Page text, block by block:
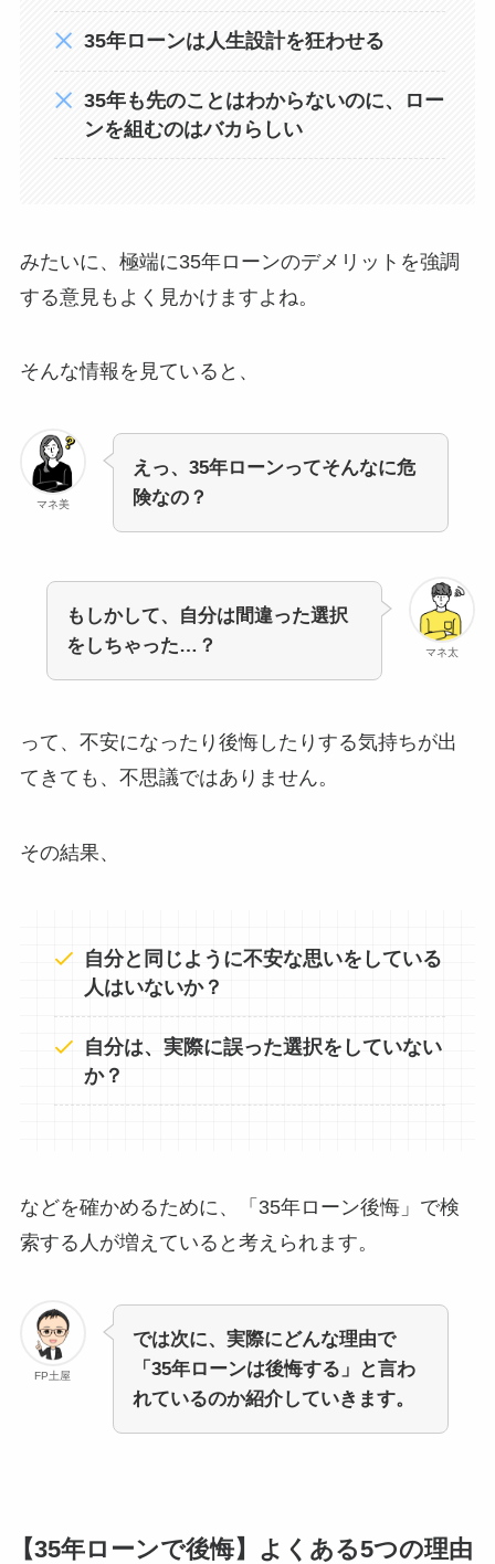
35年ローンは人生設計を狂わせる
35年も先のことはわからないのに、ロー
ンを組むのはバカらしい
みたいに、極端に35年ローンのデメリットを強調
する意見もよく見かけますよね。
そんな情報を見ていると、
マネ美
えっ、35年ローンってそんなに危
険なの？
マネ太
もしかして、自分は間違った選択
をしちゃった…？
って、不安になったり後悔したりする気持ちが出
てきても、不思議ではありません。
その結果、
自分と同じように不安な思いをしている
人はいないか？
自分は、実際に誤った選択をしていない
か？
などを確かめるために、「35年ローン後悔」で検
索する人が増えていると考えられます。
FP土屋
では次に、実際にどんな理由で
「35年ローンは後悔する」と言わ
れているのか紹介していきます。
【35年ローンで後悔】よくある5つの理由